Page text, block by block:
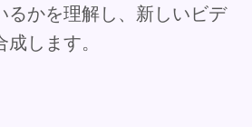
るかを理解し、新しいビデ
します。